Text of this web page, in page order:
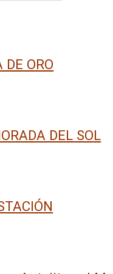
DE ORO
DEL SOL